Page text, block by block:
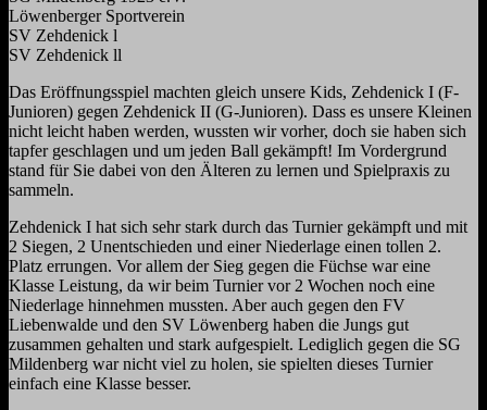
Löwenberger Sportverein
SV Zehdenick l
SV Zehdenick ll
Das Eröffnungsspiel machten gleich unsere Kids, Zehdenick I (F-
Junioren) gegen Zehdenick II (G-Junioren). Dass es unsere Kleinen
nicht leicht haben werden, wussten wir vorher, doch sie haben sich
tapfer geschlagen und um jeden Ball gekämpft! Im Vordergrund
stand für Sie dabei von den Älteren zu lernen und Spielpraxis zu
sammeln.
Zehdenick I hat sich sehr stark durch das Turnier gekämpft und mit
2 Siegen, 2 Unentschieden und einer Niederlage einen tollen 2.
Platz errungen. Vor allem der Sieg gegen die Füchse war eine
Klasse Leistung, da wir beim Turnier vor 2 Wochen noch eine
Niederlage hinnehmen mussten. Aber auch gegen den FV
Liebenwalde und den SV Löwenberg haben die Jungs gut
zusammen gehalten und stark aufgespielt. Lediglich gegen die SG
Mildenberg war nicht viel zu holen, sie spielten dieses Turnier
einfach eine Klasse besser.